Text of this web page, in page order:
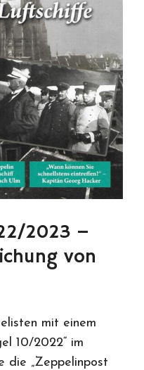
2023 –
von
mit einem
10/2022“ im
die „Zeppelinpost